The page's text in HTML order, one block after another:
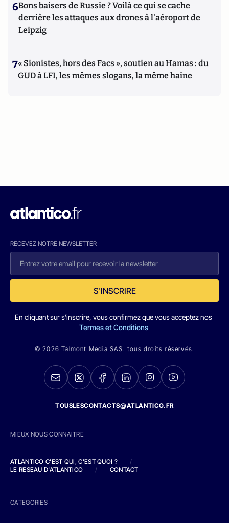
6Bons baisers de Russie ? Voilà ce qui se cache
derrière les attaques aux drones à l'aéroport de
Leipzig
7« Sionistes, hors des Facs », soutien au Hamas : du
GUD à LFI, les mêmes slogans, la même haine
RECEVEZ NOTRE NEWSLETTER
S'INSCRIRE
En cliquant sur s'inscrire, vous confirmez que vous acceptez nos
Termes et Conditions
© 2026 Talmont Media SAS. tous droits réservés.
TOUSLESCONTACTS@ATLANTICO.FR
MIEUX NOUS CONNAITRE
ATLANTICO C'EST QUI, C'EST QUOI ?
/
LE RESEAU D'ATLANTICO
/ CONTACT
CATEGORIES